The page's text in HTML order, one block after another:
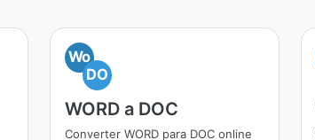
Wo
DO
WORD a DOC
Converter WORD para DOC online